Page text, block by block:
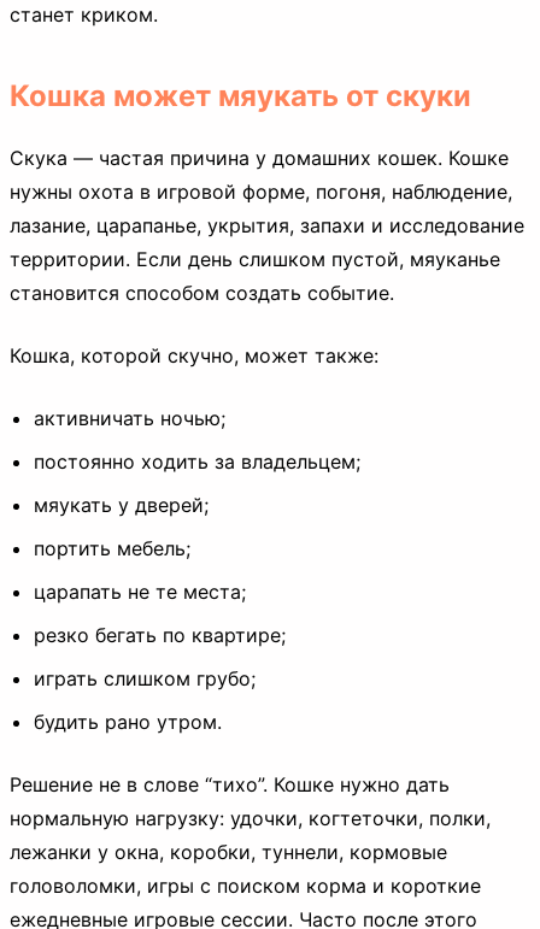
станет криком.
Кошка может мяукать от скуки
Скука — частая причина у домашних кошек. Кошке
нужны охота в игровой форме, погоня, наблюдение,
лазание, царапанье, укрытия, запахи и исследование
территории. Если день слишком пустой, мяуканье
становится способом создать событие.
Кошка, которой скучно, может также:
активничать ночью;
постоянно ходить за владельцем;
мяукать у дверей;
портить мебель;
царапать не те места;
резко бегать по квартире;
играть слишком грубо;
будить рано утром.
Решение не в слове “тихо”. Кошке нужно дать
нормальную нагрузку: удочки, когтеточки, полки,
лежанки у окна, коробки, туннели, кормовые
головоломки, игры с поиском корма и короткие
ежедневные игровые сессии. Часто после этого